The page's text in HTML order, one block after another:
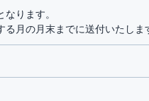
ります。
月の月末までに送付いたしま